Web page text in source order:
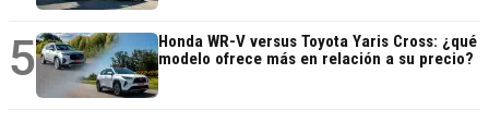
5
Honda WR-V versus Toyota Yaris Cross: ¿qué
modelo ofrece más en relación a su precio?